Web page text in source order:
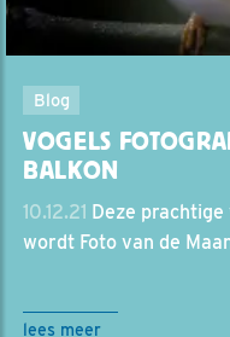
Blog
VOGELS
BALKON
10.12.21 Deze
wordt Foto van de
lees meer